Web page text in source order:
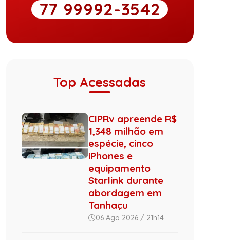
77 99992-3542
Top Acessadas
CIPRv apreende R$
1,348 milhão em
espécie, cinco
iPhones e
equipamento
Starlink durante
abordagem em
Tanhaçu
06 Ago 2026 / 21h14